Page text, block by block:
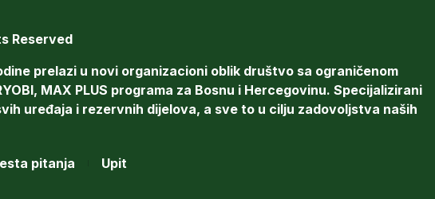
Reserved
prelazi u novi organizacioni oblik društvo sa ograničenom
MAX PLUS programa za Bosnu i Hercegovinu. Specijalizirani
uređaja i rezervnih dijelova, a sve to u cilju zadovoljstva naših
pitanja Upit